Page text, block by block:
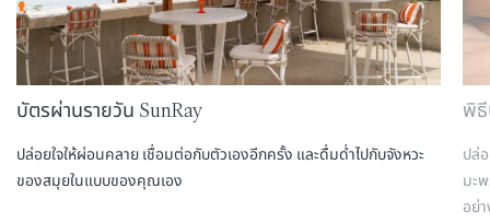
บัตรผ่านรายวัน SunRay
ปล่อยใจให้ผ่อนคลาย เชื่อมต่อกับตัวเองอีกครั้ง และดื่มด่ำไปกับจังหวะ
ของสมุยในแบบของคุณเอง
พิ
ปล่
มะ
อย่